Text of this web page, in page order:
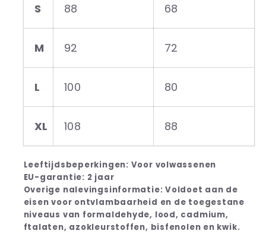
S 88 68
M 92 72
L 100 80
XL 108 88
Leeftijdsbeperkingen: Voor volwassenen
EU-garantie: 2 jaar
Overige nalevingsinformatie: Voldoet aan de
eisen voor ontvlambaarheid en de toegestane
niveaus van formaldehyde, lood, cadmium,
ftalaten, azokleurstoffen, bisfenolen en kwik.